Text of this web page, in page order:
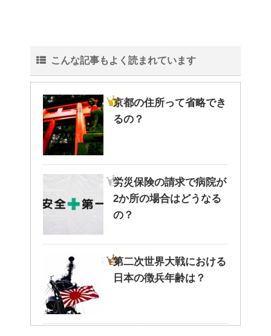
こんな記事もよく読まれています
京都の住所って省略でき
るの？
労災保険の請求で病院が
2か所の場合はどうなる
の？
第二次世界大戦における
日本の徴兵年齢は？